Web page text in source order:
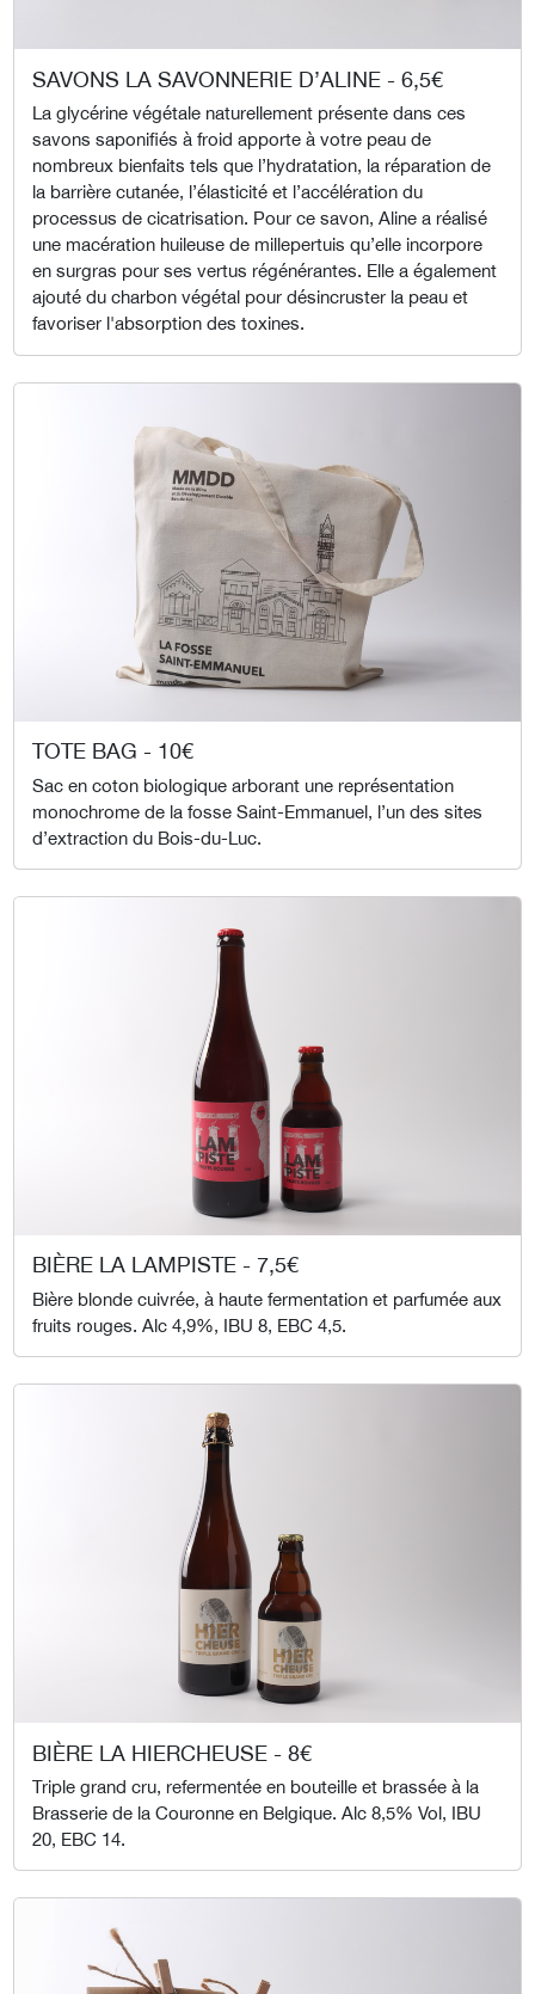
SAVONS LA SAVONNERIE D’ALINE - 6,5€
La glycérine végétale naturellement présente dans ces
savons saponifiés à froid apporte à votre peau de
nombreux bienfaits tels que l’hydratation, la réparation de
la barrière cutanée, l’élasticité et l’accélération du
processus de cicatrisation. Pour ce savon, Aline a réalisé
une macération huileuse de millepertuis qu’elle incorpore
en surgras pour ses vertus régénérantes. Elle a également
ajouté du charbon végétal pour désincruster la peau et
favoriser l'absorption des toxines.
TOTE BAG - 10€
Sac en coton biologique arborant une représentation
monochrome de la fosse Saint-Emmanuel, l’un des sites
d’extraction du Bois-du-Luc.
BIÈRE LA LAMPISTE - 7,5€
Bière blonde cuivrée, à haute fermentation et parfumée aux
fruits rouges. Alc 4,9%, IBU 8, EBC 4,5.
BIÈRE LA HIERCHEUSE - 8€
Triple grand cru, refermentée en bouteille et brassée à la
Brasserie de la Couronne en Belgique. Alc 8,5% Vol, IBU
20, EBC 14.